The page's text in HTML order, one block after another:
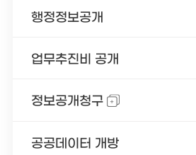
행정정보공개
업무추진비 공개
정보공개청구
공공데이터 개방